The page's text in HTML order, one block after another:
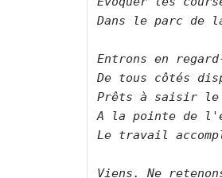
Dans le parc
Entrons en
De tous côtés
Prêts à saisir
A la pointe de
Le travail
Viens. Ne